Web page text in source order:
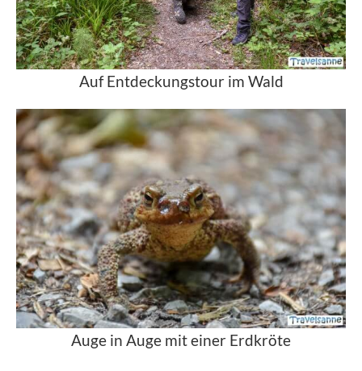
Auf Entdeckungstour im Wald
Auge in Auge mit einer Erdkröte